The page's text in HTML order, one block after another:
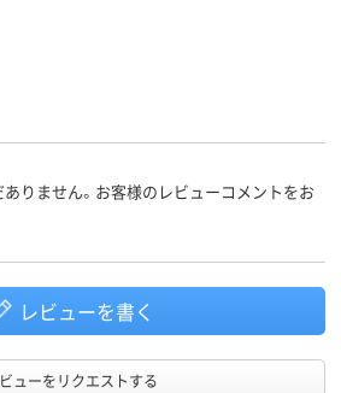
りません。お客様のレビューコメントをお
レビューを書く
ューをリクエストする